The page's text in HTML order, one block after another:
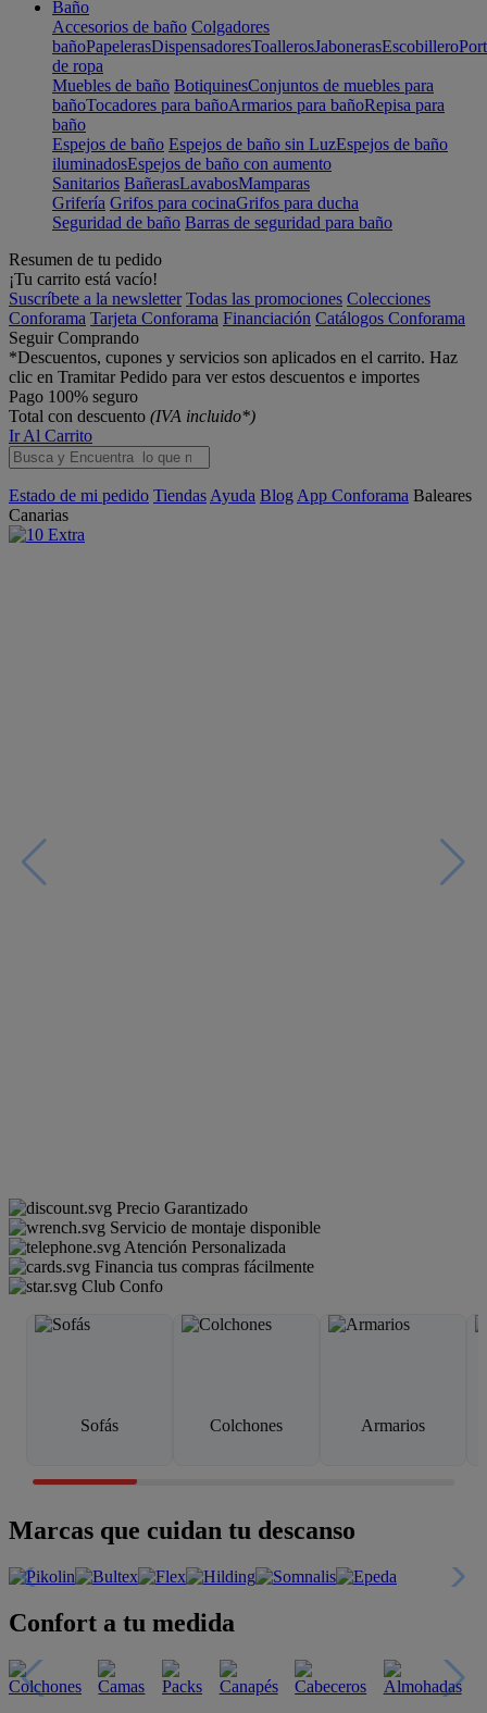
Baño
Accesorios de baño Colgadores
bañoPapelerasDispensadoresToallerosJabonerasEscobillero
de ropa
Muebles de baño BotiquinesConjuntos de muebles para
bañoTocadores para bañoArmarios para bañoRepisa para
baño
Espejos de baño Espejos de baño sin LuzEspejos de baño
iluminadosEspejos de baño con aumento
Sanitarios BañerasLavabosMamparas
Grifería Grifos para cocinaGrifos para ducha
Seguridad de baño Barras de seguridad para baño
Resumen de tu pedido
¡Tu carrito está vacío!
Suscríbete a la newsletter Todas las promociones Colecciones
Conforama Tarjeta Conforama Financiación Catálogos Conforama
Seguir Comprando
*Descuentos, cupones y servicios son aplicados en el carrito. Haz
clic en Tramitar Pedido para ver estos descuentos e importes
Pago 100% seguro
Total con descuento (IVA incluido*)
Ir Al Carrito
Estado de mi pedido Tiendas Ayuda Blog App Conforama Baleares
Canarias
Precio Garantizado
Servicio de montaje disponible
Atención Personalizada
Financia tus compras fácilmente
Club Confo
Sofás Colchones Armarios
Marcas que cuidan tu descanso
Confort a tu medida